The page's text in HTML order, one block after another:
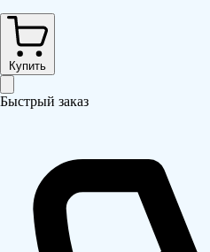
Купить
Быстрый заказ